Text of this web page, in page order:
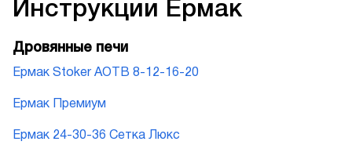
Инструкции Ермак
Дровянные печи
Ермак Stoker АОТВ 8-12-16-20
Ермак Премиум
Ермак 24-30-36 Сетка Люкс